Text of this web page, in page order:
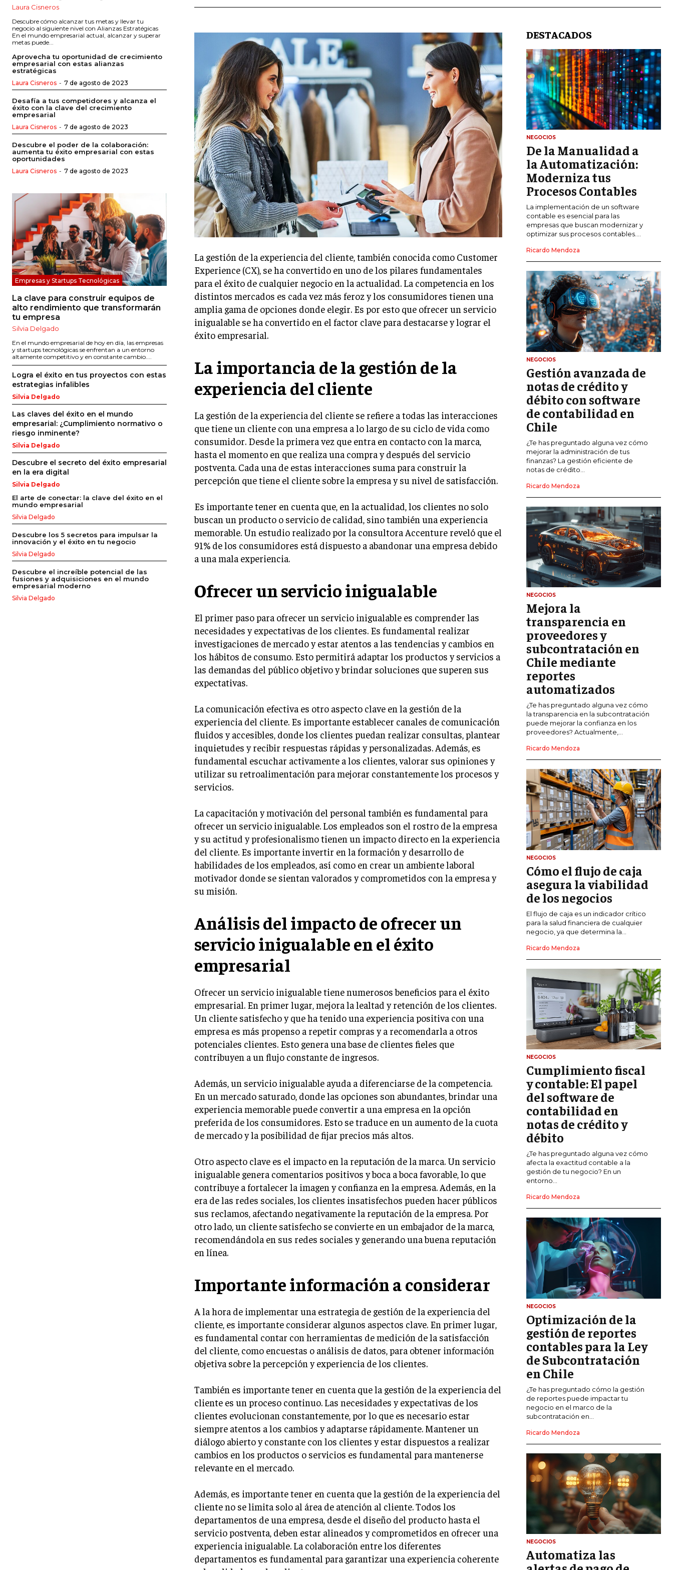
LIFESTYLE
MARKETING
ESTRATEGIAS DE MARKETING
AGENCIAS DE MARKETING
AGENCIAS DE POSICIONAMIENTO WEB
SEO
VENTA DE ENLACES
MARKETING DIGITAL
VENTAS Y PERSUASIÓN
GESTIÓN DE PRODUCTOS
COMUNICACIÓN CORPORATIVA
GESTIÓN DE MARCA
INVESTIGACIÓN DE MERCADO
ANÁLISIS DE COMPETENCIA
GESTIÓN DE CLIENTES
EMPRENDIMIENTO
INNOVACIÓN EMPRESARIAL
GESTIÓN DEL CAMBIO
LIDERAZGO
EMPRENDIMIENTO
PLANIFICACIÓN EMPRESARIAL
FINANZAS Y CONTABILIDAD
GESTIÓN DE RECURSOS FINANCIEROS
INVERSIONES Y MERCADOS FINANCIEROS
CONTABILIDAD EMPRESARIAL
ECONOMÍA EMPRESARIAL
INTERNACIONAL
NEGOCIOS INTERNACIONALES
COMERCIO INTERNACIONAL
IMPORTACIÓN Y EXPORTACIÓN
ALIANZAS ESTRATÉGICAS
TECNOLOGIA
SOSTENIBILIDAD Y MEDIO AMBIENTE
GESTIÓN DE LA INNOVACIÓN
TECNOLÓGICA
TRANSFORMACIÓN DIGITAL
ANALÍTICA EMPRESARIAL Y BUSINESS
INTELLIGENCE
ESTRATEGIA
EMPRESAS FAMILIARES Y SUCESIÓN
GESTIÓN DEL RIESGO EMPRESARIAL
NEGOCIACIÓN Y RESOLUCIÓN DE
CONFLICTOS
DERECHO EMPRESARIAL Y
REGULACIONES
ÉXITO EMPRESARIAL Y CASOS DE
ESTUDIO
GOBIERNO CORPORATIVO
NEGOCIOS
ESTRATEGIAS DE NEGOCIOS
MARKETING B2B
MARKETING B2C
FRANQUICIAS
MARKETING DE INFLUENCERS
E-COMMERCE
E-COMMERCE Y COMERCIO ELECTRÓNICO
ESTRATEGIAS DE PRICING Y GESTIÓN DE
GESTIÓN DE CRISIS EMPRESARIALES
EMPRESAS Y STARTUPS TECNOLÓGICAS
GESTIÓN DE LA EXPERIENCIA DEL
CLIENTE
PROYECTOS
GESTIÓN DE PROYECTOS
GESTIÓN DE OPERACIONES Y CADENA
DE SUMINISTRO
LOGÍSTICA EMPRESARIAL
CALIDAD Y MEJORA CONTINUA
TALENTOS
RECURSOS HUMANOS Y GESTIÓN DEL
TALENTO
RECLUTAMIENTO Y SELECCIÓN
DESARROLLO DE PERSONAL
GESTIÓN DEL DESEMPEÑO
CULTURA Y CLIMA ORGANIZACIONAL
ÉTICA EMPRESARIAL Y
RESPONSABILIDAD SOCIAL
BLOG
Laura Cisneros
Descubre cómo alcanzar tus metas y llevar tu
negocio al siguiente nivel con Alianzas Estratégicas
En el mundo empresarial actual, alcanzar y superar
metas puede...
Aprovecha tu oportunidad de crecimiento
empresarial con estas alianzas
estratégicas
Laura Cisneros - 7 de agosto de 2023
Desafía a tus competidores y alcanza el
éxito con la clave del crecimiento
empresarial
Laura Cisneros - 7 de agosto de 2023
Descubre el poder de la colaboración:
aumenta tu éxito empresarial con estas
oportunidades
Laura Cisneros - 7 de agosto de 2023
Empresas y Startups Tecnológicas
La clave para construir equipos de
alto rendimiento que transformarán
tu empresa
Silvia Delgado
En el mundo empresarial de hoy en día, las empresas
y startups tecnológicas se enfrentan a un entorno
altamente competitivo y en constante cambio....
Logra el éxito en tus proyectos con estas
estrategias infalibles
Silvia Delgado
Las claves del éxito en el mundo
empresarial: ¿Cumplimiento normativo o
riesgo inminente?
Silvia Delgado
Descubre el secreto del éxito empresarial
en la era digital
Silvia Delgado
El arte de conectar: la clave del éxito en el
mundo empresarial
Silvia Delgado
Descubre los 5 secretos para impulsar la
innovación y el éxito en tu negocio
Silvia Delgado
Descubre el increíble potencial de las
fusiones y adquisiciones en el mundo
empresarial moderno
Silvia Delgado
La gestión de la experiencia del cliente, también conocida como Customer
Experience (CX), se ha convertido en uno de los pilares fundamentales
para el éxito de cualquier negocio en la actualidad. La competencia en los
distintos mercados es cada vez más feroz y los consumidores tienen una
amplia gama de opciones donde elegir. Es por esto que ofrecer un servicio
inigualable se ha convertido en el factor clave para destacarse y lograr el
éxito empresarial.
La importancia de la gestión de la
experiencia del cliente
La gestión de la experiencia del cliente se refiere a todas las interacciones
que tiene un cliente con una empresa a lo largo de su ciclo de vida como
consumidor. Desde la primera vez que entra en contacto con la marca,
hasta el momento en que realiza una compra y después del servicio
postventa. Cada una de estas interacciones suma para construir la
percepción que tiene el cliente sobre la empresa y su nivel de satisfacción.
Es importante tener en cuenta que, en la actualidad, los clientes no solo
buscan un producto o servicio de calidad, sino también una experiencia
memorable. Un estudio realizado por la consultora Accenture reveló que el
91% de los consumidores está dispuesto a abandonar una empresa debido
a una mala experiencia.
Ofrecer un servicio inigualable
El primer paso para ofrecer un servicio inigualable es comprender las
necesidades y expectativas de los clientes. Es fundamental realizar
investigaciones de mercado y estar atentos a las tendencias y cambios en
los hábitos de consumo. Esto permitirá adaptar los productos y servicios a
las demandas del público objetivo y brindar soluciones que superen sus
expectativas.
La comunicación efectiva es otro aspecto clave en la gestión de la
experiencia del cliente. Es importante establecer canales de comunicación
fluidos y accesibles, donde los clientes puedan realizar consultas, plantear
inquietudes y recibir respuestas rápidas y personalizadas. Además, es
fundamental escuchar activamente a los clientes, valorar sus opiniones y
utilizar su retroalimentación para mejorar constantemente los procesos y
servicios.
La capacitación y motivación del personal también es fundamental para
ofrecer un servicio inigualable. Los empleados son el rostro de la empresa
y su actitud y profesionalismo tienen un impacto directo en la experiencia
del cliente. Es importante invertir en la formación y desarrollo de
habilidades de los empleados, así como en crear un ambiente laboral
motivador donde se sientan valorados y comprometidos con la empresa y
su misión.
Análisis del impacto de ofrecer un
servicio inigualable en el éxito
empresarial
Ofrecer un servicio inigualable tiene numerosos beneficios para el éxito
empresarial. En primer lugar, mejora la lealtad y retención de los clientes.
Un cliente satisfecho y que ha tenido una experiencia positiva con una
empresa es más propenso a repetir compras y a recomendarla a otros
potenciales clientes. Esto genera una base de clientes fieles que
contribuyen a un flujo constante de ingresos.
Además, un servicio inigualable ayuda a diferenciarse de la competencia.
En un mercado saturado, donde las opciones son abundantes, brindar una
experiencia memorable puede convertir a una empresa en la opción
preferida de los consumidores. Esto se traduce en un aumento de la cuota
de mercado y la posibilidad de fijar precios más altos.
Otro aspecto clave es el impacto en la reputación de la marca. Un servicio
inigualable genera comentarios positivos y boca a boca favorable, lo que
contribuye a fortalecer la imagen y confianza en la empresa. Además, en la
era de las redes sociales, los clientes insatisfechos pueden hacer públicos
sus reclamos, afectando negativamente la reputación de la empresa. Por
otro lado, un cliente satisfecho se convierte en un embajador de la marca,
recomendándola en sus redes sociales y generando una buena reputación
en línea.
Importante información a considerar
A la hora de implementar una estrategia de gestión de la experiencia del
cliente, es importante considerar algunos aspectos clave. En primer lugar,
es fundamental contar con herramientas de medición de la satisfacción
del cliente, como encuestas o análisis de datos, para obtener información
objetiva sobre la percepción y experiencia de los clientes.
También es importante tener en cuenta que la gestión de la experiencia del
cliente es un proceso continuo. Las necesidades y expectativas de los
clientes evolucionan constantemente, por lo que es necesario estar
siempre atentos a los cambios y adaptarse rápidamente. Mantener un
diálogo abierto y constante con los clientes y estar dispuestos a realizar
cambios en los productos o servicios es fundamental para mantenerse
relevante en el mercado.
Además, es importante tener en cuenta que la gestión de la experiencia del
cliente no se limita solo al área de atención al cliente. Todos los
departamentos de una empresa, desde el diseño del producto hasta el
servicio postventa, deben estar alineados y comprometidos en ofrecer una
experiencia inigualable. La colaboración entre los diferentes
departamentos es fundamental para garantizar una experiencia coherente
DESTACADOS
NEGOCIOS
De la Manualidad a
la Automatización:
Moderniza tus
Procesos Contables
La implementación de un software
contable es esencial para las
empresas que buscan modernizar y
optimizar sus procesos contables....
Ricardo Mendoza
NEGOCIOS
Gestión avanzada de
notas de crédito y
débito con software
de contabilidad en
Chile
¿Te has preguntado alguna vez cómo
mejorar la administración de tus
finanzas? La gestión eficiente de
notas de crédito...
Ricardo Mendoza
NEGOCIOS
Mejora la
transparencia en
proveedores y
subcontratación en
Chile mediante
reportes
automatizados
¿Te has preguntado alguna vez cómo
la transparencia en la subcontratación
puede mejorar la confianza en los
proveedores? Actualmente,...
Ricardo Mendoza
NEGOCIOS
Cómo el flujo de caja
asegura la viabilidad
de los negocios
El flujo de caja es un indicador crítico
para la salud financiera de cualquier
negocio, ya que determina la...
Ricardo Mendoza
NEGOCIOS
Cumplimiento fiscal
y contable: El papel
del software de
contabilidad en
notas de crédito y
débito
¿Te has preguntado alguna vez cómo
afecta la exactitud contable a la
gestión de tu negocio? En un
entorno...
Ricardo Mendoza
NEGOCIOS
Optimización de la
gestión de reportes
contables para la Ley
de Subcontratación
en Chile
¿Te has preguntado cómo la gestión
de reportes puede impactar tu
negocio en el marco de la
subcontratación en...
Ricardo Mendoza
NEGOCIOS
Automatiza las